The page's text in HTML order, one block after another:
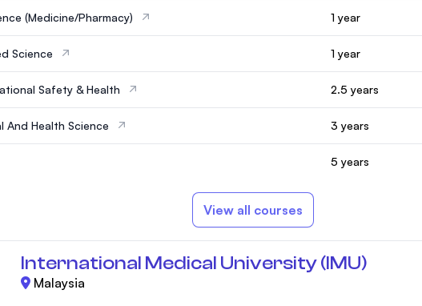
(Medicine/Pharmacy) 1 year
Science 1 year
Safety & Health 2.5 years
And Health Science 3 years
5 years
View all courses
International Medical University (IMU)
Malaysia